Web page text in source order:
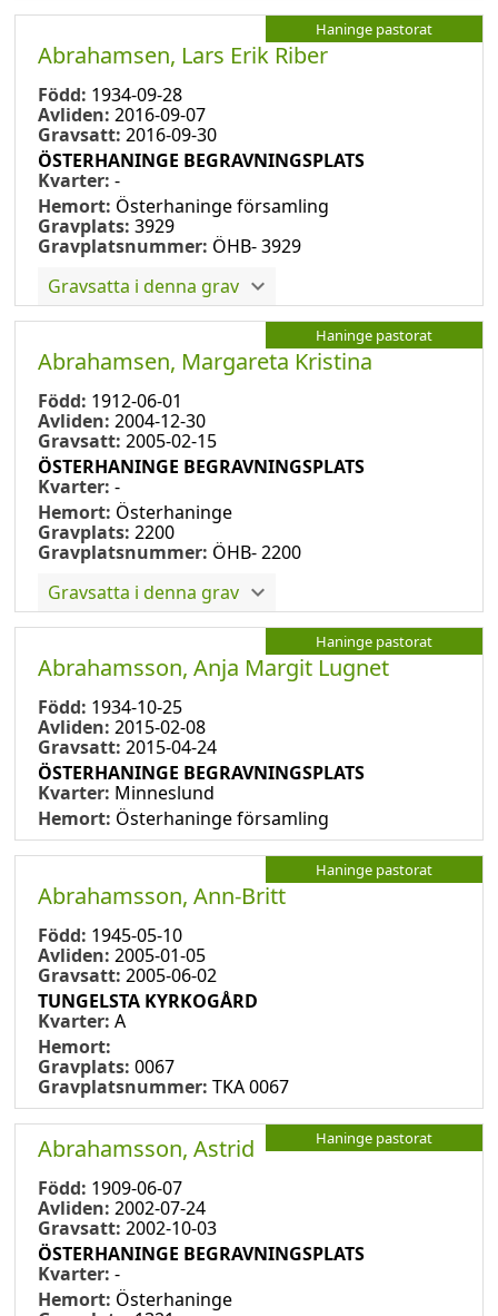
Haninge pastorat
Abrahamsen, Lars Erik Riber
Född: 1934-09-28
Avliden: 2016-09-07
Gravsatt: 2016-09-30
ÖSTERHANINGE BEGRAVNINGSPLATS
Kvarter: -
Hemort: Österhaninge församling
Gravplats: 3929
Gravplatsnummer: ÖHB- 3929
Gravsatta i denna grav
Haninge pastorat
Abrahamsen, Margareta Kristina
Född: 1912-06-01
Avliden: 2004-12-30
Gravsatt: 2005-02-15
ÖSTERHANINGE BEGRAVNINGSPLATS
Kvarter: -
Hemort: Österhaninge
Gravplats: 2200
Gravplatsnummer: ÖHB- 2200
Gravsatta i denna grav
Haninge pastorat
Abrahamsson, Anja Margit Lugnet
Född: 1934-10-25
Avliden: 2015-02-08
Gravsatt: 2015-04-24
ÖSTERHANINGE BEGRAVNINGSPLATS
Kvarter: Minneslund
Hemort: Österhaninge församling
Haninge pastorat
Abrahamsson, Ann-Britt
Född: 1945-05-10
Avliden: 2005-01-05
Gravsatt: 2005-06-02
TUNGELSTA KYRKOGÅRD
Kvarter: A
Hemort:
Gravplats: 0067
Gravplatsnummer: TKA 0067
Haninge pastorat
Abrahamsson, Astrid
Född: 1909-06-07
Avliden: 2002-07-24
Gravsatt: 2002-10-03
ÖSTERHANINGE BEGRAVNINGSPLATS
Kvarter: -
Hemort: Österhaninge